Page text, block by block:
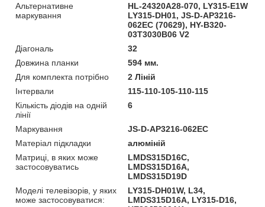
Альтернативне
маркування
HL-24320A28-070, LY315-E1W
LY315-DH01, JS-D-AP3216-
062EC (70629), HY-B320-
03T3030B06 V2
Діагональ
32
Довжина планки
594 мм.
Для комплекта потрібно
2 Ліній
Інтервали
115-110-105-110-115
Кількість діодів на одній
лінії
6
Маркування
JS-D-AP3216-062EC
Матеріал підкладки
алюміній
Матриці, в яких може
застосовуватись
LMDS315D16C,
LMDS315D16A,
LMDS315D19D
Моделі телевізорів, у яких
може застосовуватися:
LY315-DH01W, L34,
LMDS315D16A, LY315-D16,